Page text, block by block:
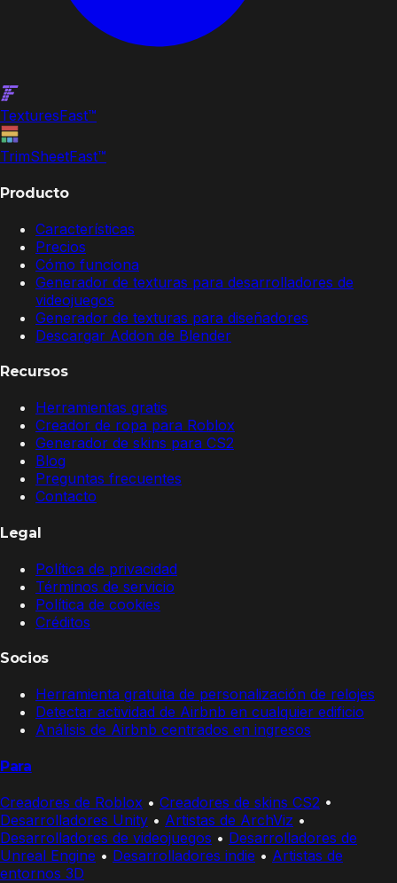
TexturesFast™
TrimSheetFast™
Producto
Características
Precios
Cómo funciona
Generador de texturas para desarrolladores de
videojuegos
Generador de texturas para diseñadores
Descargar Addon de Blender
Recursos
Herramientas gratis
Creador de ropa para Roblox
Generador de skins para CS2
Blog
Preguntas frecuentes
Contacto
Legal
Política de privacidad
Términos de servicio
Política de cookies
Créditos
Socios
Herramienta gratuita de personalización de relojes
Detectar actividad de Airbnb en cualquier edificio
Análisis de Airbnb centrados en ingresos
Para
Creadores de Roblox • Creadores de skins CS2 •
Desarrolladores Unity • Artistas de ArchViz •
Desarrolladores de videojuegos • Desarrolladores de
Unreal Engine • Desarrolladores indie • Artistas de
entornos 3D